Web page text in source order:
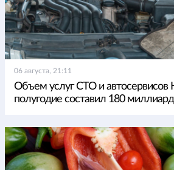
06 августа, 21:11
Объем услуг СТО и автосервисов
полугодие составил 180